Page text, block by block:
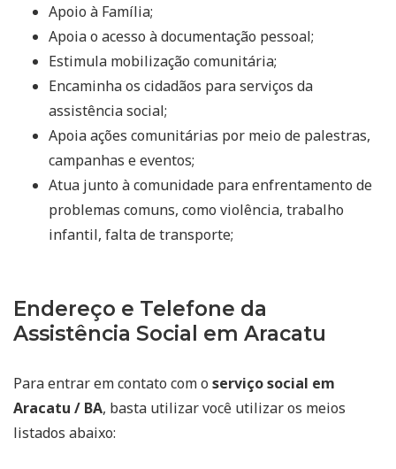
Apoio à Família;
Apoia o acesso à documentação pessoal;
Estimula mobilização comunitária;
Encaminha os cidadãos para serviços da
assistência social;
Apoia ações comunitárias por meio de palestras,
campanhas e eventos;
Atua junto à comunidade para enfrentamento de
problemas comuns, como violência, trabalho
infantil, falta de transporte;
Endereço e Telefone da
Assistência Social em Aracatu
Para entrar em contato com o serviço social em
Aracatu / BA, basta utilizar você utilizar os meios
listados abaixo: